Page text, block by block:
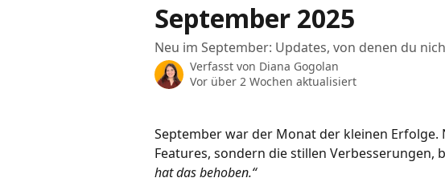
September 2025
Neu im September: Updates, von denen du
Verfasst von Diana Gogolan
Vor über 2 Wochen aktualisiert
September war der Monat der kleinen
Features, sondern die stillen Verbesserungen,
hat das behoben.“